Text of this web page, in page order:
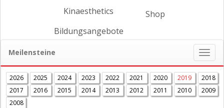
Kinaesthetics
Bildungsangebote
Shop
Meilensteine
ein-/
2026 2025 2024 2023 2022 2021 2020 2019
2018
2017
2016 2015 2014 2013 2012 2011 2010
2009
2008